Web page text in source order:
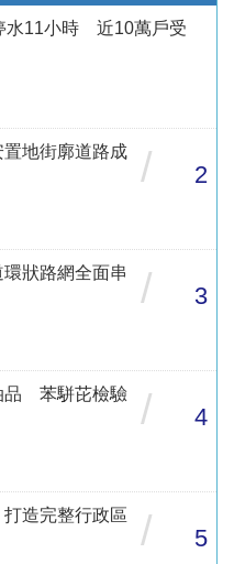
水11小時 近10萬戶受
地街廓道路成
/ 2
狀路網全面串
/ 3
品 苯駢芘檢驗
/ 4
造完整行政區
/ 5